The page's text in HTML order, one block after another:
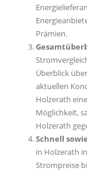
Prämien.
Überblick
aktuellen
Holzerath
Möglichkeit,
Holzerath
Schnell
in Holzerath
Strompreise